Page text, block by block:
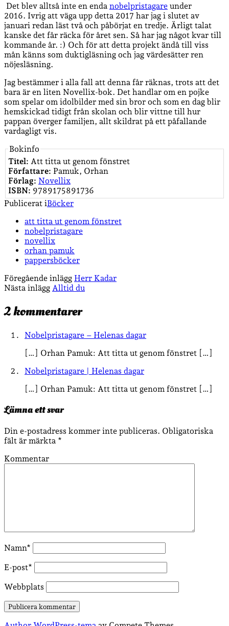
Det blev alltså inte en enda nobelpristagare under
2016. Ivrig att väga upp detta 2017 har jag i slutet av
januari redan läst två och påbörjat en tredje. Ärligt talat
kanske det får räcka för året sen. Så har jag något kvar till
kommande år. :) Och för att detta projekt ändå till viss
mån känns som duktigläsning och jag värdesätter ren
nöjesläsning.
Jag bestämmer i alla fall att denna får räknas, trots att det
bara är en liten Novellix-bok. Det handlar om en pojke
som spelar om idolbilder med sin bror och som en dag blir
hemskickad tidigt från skolan och blir vittne till hur
pappan överger familjen, allt skildrat på ett påfallande
vardagligt vis.
Bokinfo
Titel: Att titta ut genom fönstret
Författare: Pamuk, Orhan
Förlag: Novellix
ISBN: 9789175891736
Publicerat iBöcker
att titta ut genom fönstret
nobelpristagare
novellix
orhan pamuk
pappersböcker
Föregående inlägg Herr Kadar
Nästa inlägg Alltid du
2 kommentarer
Nobelpristagare – Helenas dagar
[…] Orhan Pamuk: Att titta ut genom fönstret […]
Nobelpristagare | Helenas dagar
[…] Orhan Pamuk: Att titta ut genom fönstret […]
Lämna ett svar
Din e-postadress kommer inte publiceras. Obligatoriska
fält är märkta *
Kommentar
Namn*
E-post*
Webbplats